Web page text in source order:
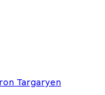
Targaryen